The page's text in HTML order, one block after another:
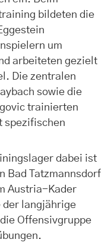
bildeten die
um
arbeiteten gezielt
Die zentralen
sowie die
trainierten
spezifischen
dabei ist
Bad Tatzmannsdorf
Austria-Kader
langjährige
Offensivgruppe